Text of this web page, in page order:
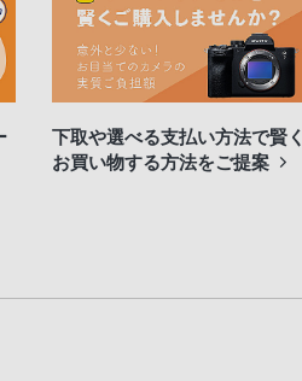
下取や選べる支払い方法で賢く
お買い物する方法をご提案